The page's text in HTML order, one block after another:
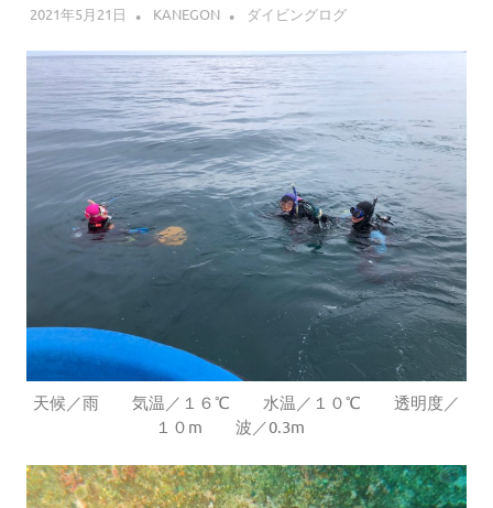
2021年5月21日 KANEGON ダイビングログ
天候／雨 気温／１６℃ 水温／１０℃ 透明度／
１０m 波／0.3m